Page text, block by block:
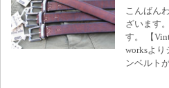
こんばん
ざいます
す。 【
worksより
ンベルト